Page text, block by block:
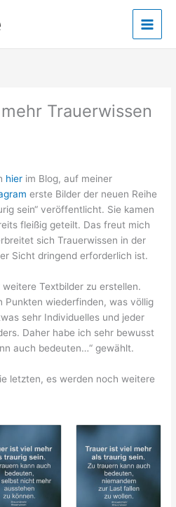
Trauerwissen
hier im Blog, auf meiner
erste Bilder der neuen Reihe
sein“ veröffentlicht. Sie kamen
fleißig geteilt. Das freut mich
sich Trauerwissen in der
Sicht dringend erforderlich ist.
Textbilder zu erstellen.
Punkten wiederfinden, was völlig
sehr Individuelles und jeder
Daher habe ich sehr bewusst
auch bedeuten…“ gewählt.
letzten, es werden noch weitere